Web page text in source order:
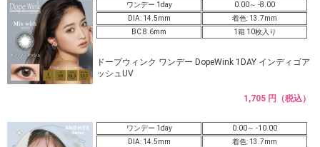
ワンデー 1day
0.00～ -8.00
DIA: 14.5mm
着色: 13.7mm
BC 8.6mm
1箱 10枚入り
ドープウィンク ワンデー DopeWink 1DAY インディゴア
ッシュUV
1,705 円（税込）
ワンデー 1day
0.00～ -10.00
DIA: 14.5mm
着色: 13.7mm